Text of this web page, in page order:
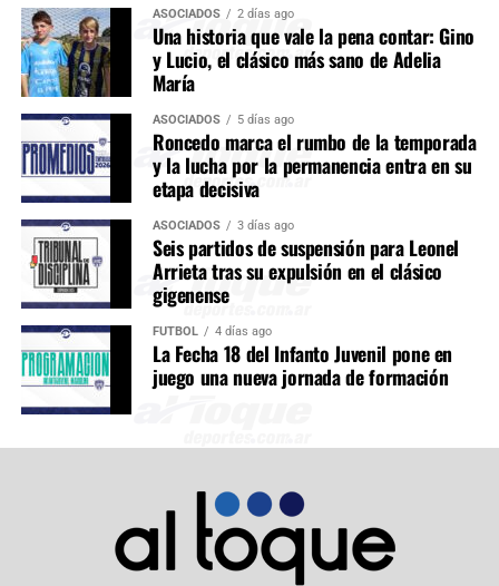
ASOCIADOS 2 días ago
Una historia que vale la pena contar: Gino
y Lucio, el clásico más sano de Adelia
María
ASOCIADOS 5 días ago
Roncedo marca el rumbo de la temporada
y la lucha por la permanencia entra en su
etapa decisiva
ASOCIADOS 3 días ago
Seis partidos de suspensión para Leonel
Arrieta tras su expulsión en el clásico
gigenense
FÚTBOL 4 días ago
La Fecha 18 del Infanto Juvenil pone en
juego una nueva jornada de formación